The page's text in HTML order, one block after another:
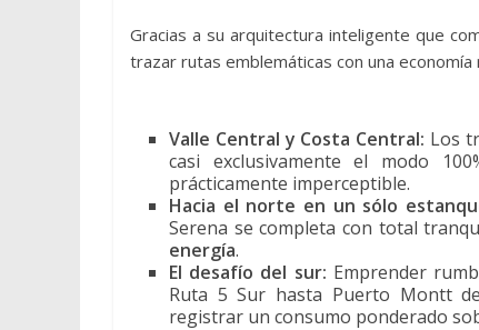
Gracias a su arquitectura inteligente que
trazar rutas emblemáticas con una economía
Valle Central y Costa Central: Los
casi exclusivamente el modo
prácticamente imperceptible.
Hacia el norte en un sólo
Serena se completa con total
energía.
El desafío del sur: Emprender
Ruta 5 Sur hasta Puerto Montt
registrar un consumo ponderado